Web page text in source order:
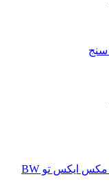
تعمیر و کالیبره دستگاه گازسنج مکس ایکس تو BW